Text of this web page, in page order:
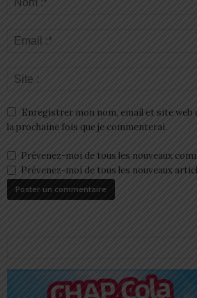
Enregistrer mon nom, email et site web
la prochaine fois que je commenterai.
Prévenez-moi de tous les nouveaux
Prévenez-moi de tous les nouveaux